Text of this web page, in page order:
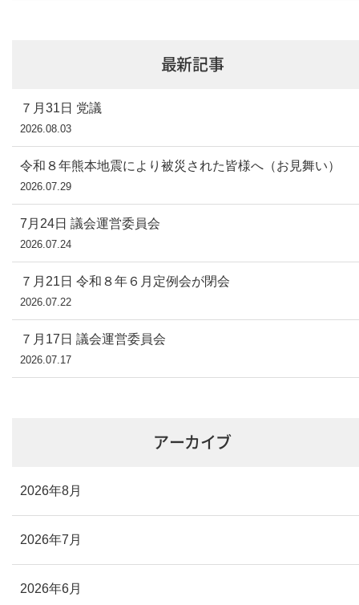
最新記事
７月31日 党議
2026.08.03
令和８年熊本地震により被災された皆様へ（お見舞い）
2026.07.29
7月24日 議会運営委員会
2026.07.24
７月21日 令和８年６月定例会が閉会
2026.07.22
７月17日 議会運営委員会
2026.07.17
アーカイブ
2026年8月
2026年7月
2026年6月